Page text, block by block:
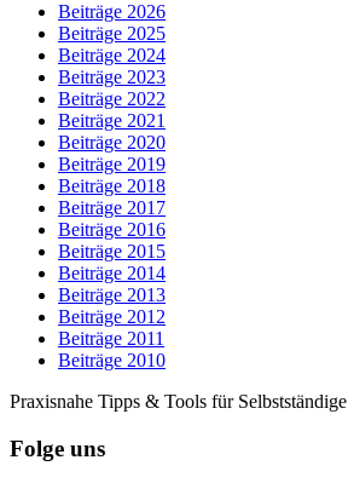
Beiträge 2026
Beiträge 2025
Beiträge 2024
Beiträge 2023
Beiträge 2022
Beiträge 2021
Beiträge 2020
Beiträge 2019
Beiträge 2018
Beiträge 2017
Beiträge 2016
Beiträge 2015
Beiträge 2014
Beiträge 2013
Beiträge 2012
Beiträge 2011
Beiträge 2010
Praxisnahe Tipps & Tools für Selbstständige
Folge uns